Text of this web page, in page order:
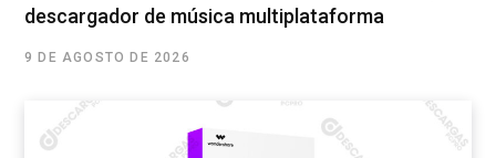
descargador de música multiplataforma
9 DE AGOSTO DE 2026